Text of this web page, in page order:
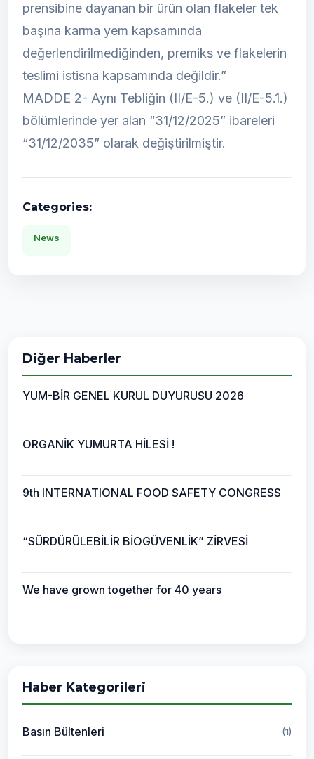
prensibine dayanan bir ürün olan flakeler tek
başına karma yem kapsamında
değerlendirilmediğinden, premiks ve flakelerin
teslimi istisna kapsamında değildir.”
MADDE 2- Aynı Tebliğin (II/E-5.) ve (II/E-5.1.)
bölümlerinde yer alan “31/12/2025” ibareleri
“31/12/2035” olarak değiştirilmiştir.
Categories:
News
Diğer Haberler
YUM-BİR GENEL KURUL DUYURUSU 2026
ORGANİK YUMURTA HİLESİ !
9th INTERNATIONAL FOOD SAFETY CONGRESS
“SÜRDÜRÜLEBİLİR BİOGÜVENLİK” ZİRVESİ
We have grown together for 40 years
Haber Kategorileri
Basın Bültenleri (1)